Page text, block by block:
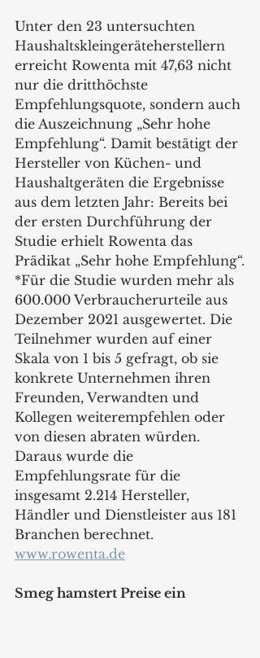
Unter den 23 untersuchten
Haushaltskleingeräteherstellern
erreicht Rowenta mit 47,63 nicht
nur die dritthöchste
Empfehlungsquote, sondern auch
die Auszeichnung „Sehr hohe
Empfehlung“. Damit bestätigt der
Hersteller von Küchen- und
Haushaltgeräten die Ergebnisse
aus dem letzten Jahr: Bereits bei
der ersten Durchführung der
Studie erhielt Rowenta das
Prädikat „Sehr hohe Empfehlung“.
*Für die Studie wurden mehr als
600.000 Verbraucherurteile aus
Dezember 2021 ausgewertet. Die
Teilnehmer wurden auf einer
Skala von 1 bis 5 gefragt, ob sie
konkrete Unternehmen ihren
Freunden, Verwandten und
Kollegen weiterempfehlen oder
von diesen abraten würden.
Daraus wurde die
Empfehlungsrate für die
insgesamt 2.214 Hersteller,
Händler und Dienstleister aus 181
Branchen berechnet.
www.rowenta.de
Smeg hamstert Preise ein